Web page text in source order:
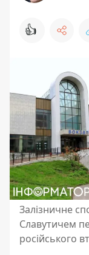
👍
Залізничне
Славутичем
російського